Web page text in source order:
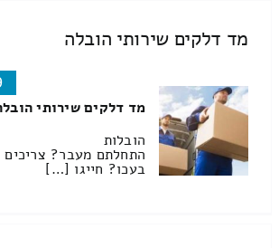
מד דלקים שירותי הובלה
מד דלקים שירותי
הובלות
התחלתם מעבר? צריכים
בעכו? חייגו […]